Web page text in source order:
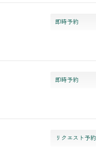
即時予約
即時予約
リクエスト予約